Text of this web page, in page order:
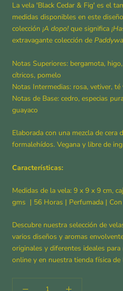
La vela 'Black Cedar & Fig' es el
medidas disponibles en este
colección ¡A dopo!que significa
extravagante colección de
Notas Superiores: bergamota,
cítricos, pomelo
Notas Intermedias: rosa, vetiver,
Notas de Base: cedro, especias
guayaco
Elaborada con una mezcla de cera
formalehídos. Vegana y libre de
Características:
Medidas de la vela: 9 x 9 x 9 cm,
gms | 56 Horas | Perfumada |
Descubre nuestra selección de
varios diseños y aromas
originales y diferentes ideales
online y en nuestra tienda física de